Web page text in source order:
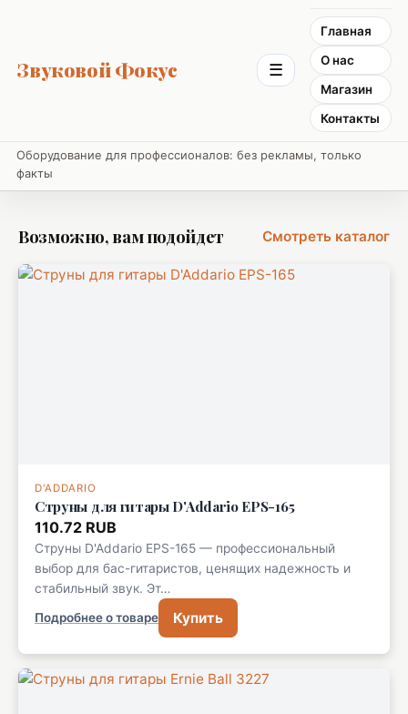
Звуковой Фокус ☰
Главная
О нас
Магазин
Контакты
Оборудование для профессионалов: без рекламы, только
факты
Возможно, вам подойдет Смотреть каталог
D'ADDARIO
Струны для гитары D'Addario EPS-165
110.72 RUB
Струны D'Addario EPS-165 — профессиональный
выбор для бас-гитаристов, ценящих надежность и
стабильный звук. Эт…
Подробнее о товаре Купить